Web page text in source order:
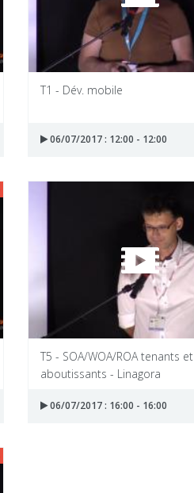
T1 - Dév. mobile
06/07/2017 : 12:00 - 12:00
T5 - SOA/WOA/ROA tenants et
aboutissants - Linagora
06/07/2017 : 16:00 - 16:00